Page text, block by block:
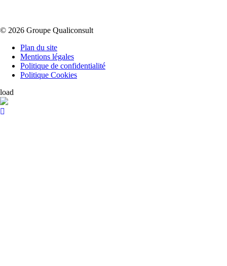
© 2026 Groupe Qualiconsult
Plan du site
Mentions légales
Politique de confidentialité
Politique Cookies
load